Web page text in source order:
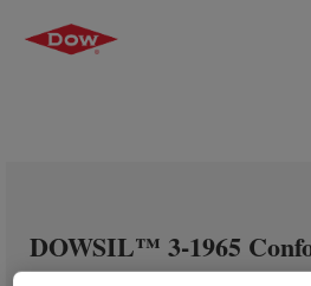
DOWSIL™ 3-1965